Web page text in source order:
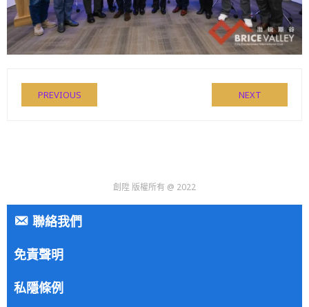
PREVIOUS NEXT
創陞 版權所有 @ 2022
聯絡我們
免責聲明
私隱條例